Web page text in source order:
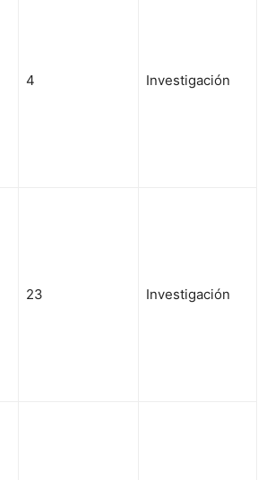
4 Investigación
23 Investigación